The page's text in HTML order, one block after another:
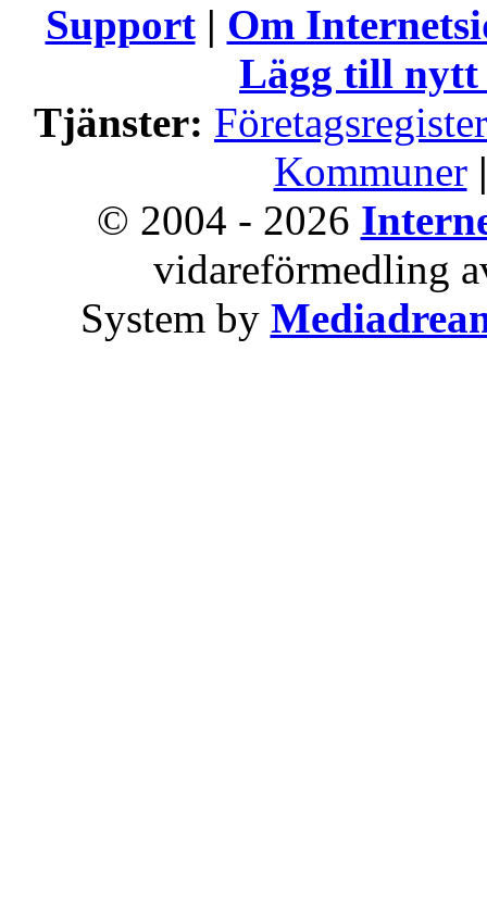
Support| Om
Lägg till nytt
Tjänster: Företagsregister
Kommuner |
© 2004 - 2026
vidareförmedling
System by